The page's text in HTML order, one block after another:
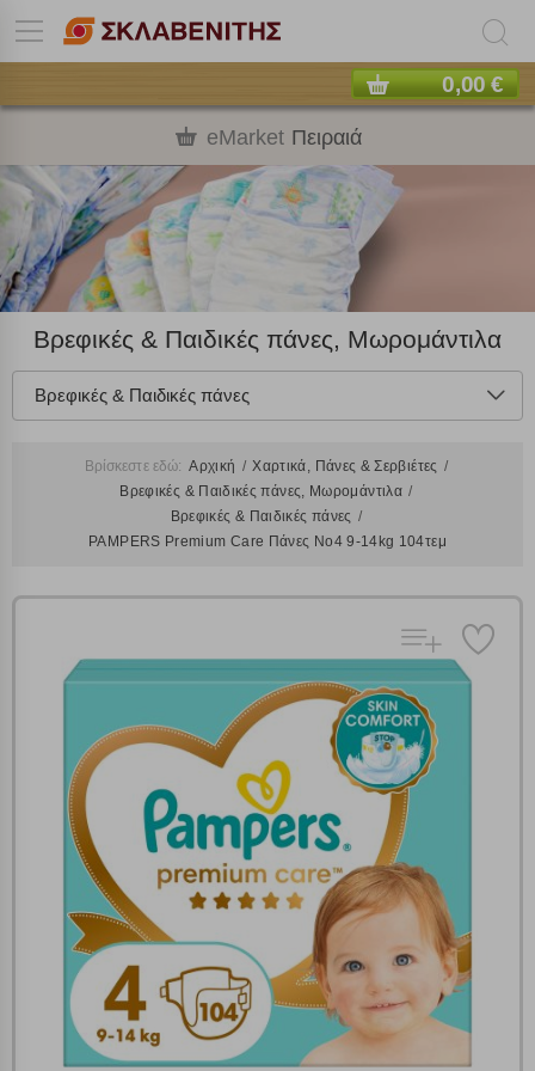
0,00 €
eMarket Πειραιά
Βρεφικές & Παιδικές πάνες, Μωρομάντιλα
Βρεφικές & Παιδικές πάνες
Βρίσκεστε εδώ: Αρχική
Χαρτικά, Πάνες & Σερβιέτες
Βρεφικές & Παιδικές πάνες, Μωρομάντιλα
Βρεφικές & Παιδικές πάνες
PAMPERS Premium Care Πάνες Νο4 9-14kg 104τεμ
Πολλαπλή αναζήτηση
Χρησιμοποιήστε τη για πιο γρήγορη αναζήτηση
προϊόντων.
Γράψτε τα προϊόντα που επιθυμείτε, με κόμμα ανάμεσά
τους, και κάντε κλικ στο κουμπί "Αναζήτηση". Θα
εμφανιστούν αποτελέσματα από όλες τις Κατηγορίες και
για κάθε προϊόν.
Ρυθμίσεις Cookies